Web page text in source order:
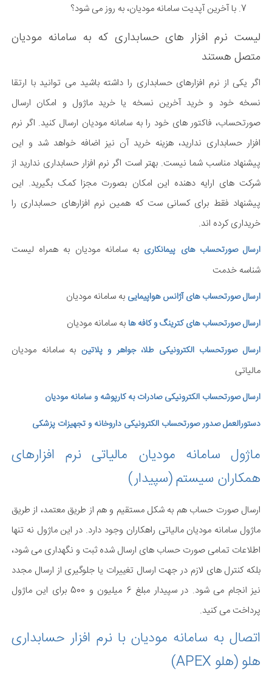
با آخرین آپدیت سامانه مودیان، به روز می شود؟
لیست نرم افزار های حسابداری که به سامانه مودیان
متصل هستند
اگر یکی از نرم افزارهای حسابداری را داشته باشید می توانید با ارتقا
نسخه خود و خرید آخرین نسخه یا خرید ماژول و امکان ارسال
صورتحساب، فاکتور های خود را به سامانه مودیان ارسال کنید. اگر نرم
افزار حسابداری ندارید، هزینه خرید آن نیز اضافه خواهد شد و این
پیشنهاد مناسب شما نیست. بهتر است اگر نرم افزار حسابداری ندارید از
شرکت های ارایه دهنده این امکان بصورت مجزا کمک بگیرید. این
پیشنهاد فقط برای کسانی ست که همین نرم افزارهای حسابداری را
خریداری کرده اند.
ارسال صورتحساب های پیمانکاری به سامانه مودیان به همراه لیست
شناسه خدمت
ارسال صورتحساب های آژانس هواپیمایی به سامانه مودیان
ارسال صورتحساب های کترینگ و کافه ها به سامانه مودیان
ارسال صورتحساب الکترونیکی طلا، جواهر و پلاتین به سامانه مودیان
مالیاتی
ارسال صورتحساب الکترونیکی صادرات به کارپوشه و سامانه مودیان
دستورالعمل صدور صورتحساب الکترونیکی داروخانه و تجهیزات پزشکی
ماژول سامانه مودیان مالیاتی نرم افزارهای
همکاران سیستم (سپیدار)
ارسال صورت حساب هم به شکل مستقیم و هم از طریق معتمد، از طریق
ماژول سامانه مودیان مالیاتی راهکاران وجود دارد. در این ماژول نه تنها
اطلاعات تمامی صورت حساب های ارسال شده ثبت و نگهداری می شود،
بلکه کنترل های لازم در جهت ارسال تغییرات یا جلوگیری از ارسال مجدد
نیز انجام می شود. در سپیدار مبلغ 6 میلیون و 500 برای این ماژول
پرداخت می کنید.
اتصال به سامانه مودیان با نرم افزار حسابداری
هلو (هلو APEX)